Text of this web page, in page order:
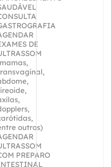
DE
outros)
PREPARO